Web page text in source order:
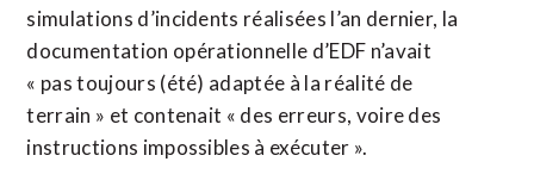
simulations d’incidents réalisées l’an dernier, la
documentation opérationnelle d’EDF n’avait
« pas toujours (été) adaptée à la réalité de
terrain » et contenait « des erreurs, voire des
instructions impossibles à exécuter ».